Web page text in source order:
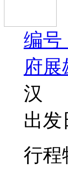
编号
府
汉
出发
行程